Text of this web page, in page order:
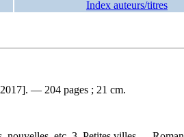
Index auteurs/titres
— 204 pages ; 21 cm.